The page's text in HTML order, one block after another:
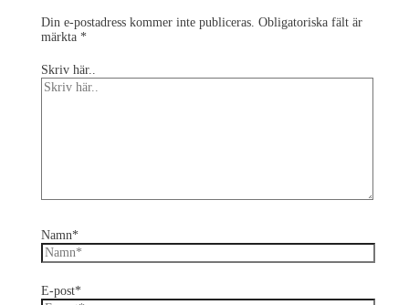
Din e-postadress kommer inte publiceras. Obligatoriska fält är
märkta *
Skriv här..
Namn*
E-post*